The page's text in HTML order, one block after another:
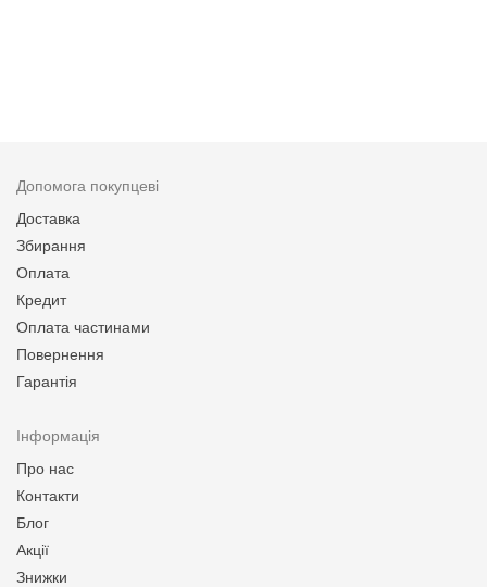
Допомога покупцеві
Доставка
Збирання
Оплата
Кредит
Оплата частинами
Повернення
Гарантія
Інформація
Про нас
Контакти
Блог
Акції
Знижки